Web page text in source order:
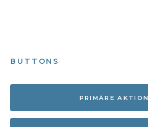
BUTTONS
PRIMÄRE AKTION